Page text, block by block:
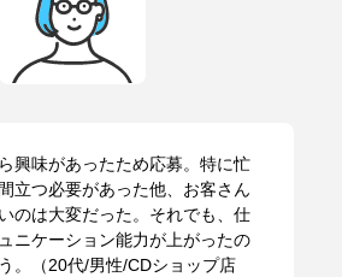
興味があったため応募。特に忙
立つ必要があった他、お客さん
のは大変だった。それでも、仕
ニケーション能力が上がったの
。（20代/男性/CDショップ店